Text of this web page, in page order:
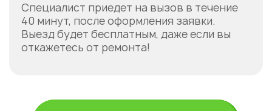
Специалист приедет на вызов в течение
40 минут, после оформления заявки.
Выезд будет бесплатным, даже если вы
откажетесь от ремонта!